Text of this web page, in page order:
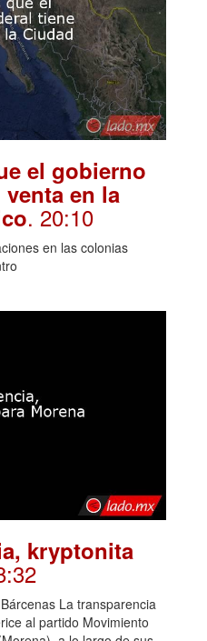
el gobierno
en la
. 20:10
en las colonias
kryptonita
La transparencia
al partido Movimiento